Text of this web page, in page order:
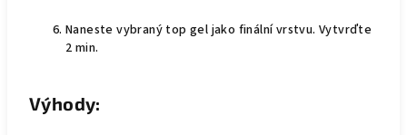
Naneste vybraný top gel jako finální vrstvu. Vytvrďte
2 min.
Výhody: